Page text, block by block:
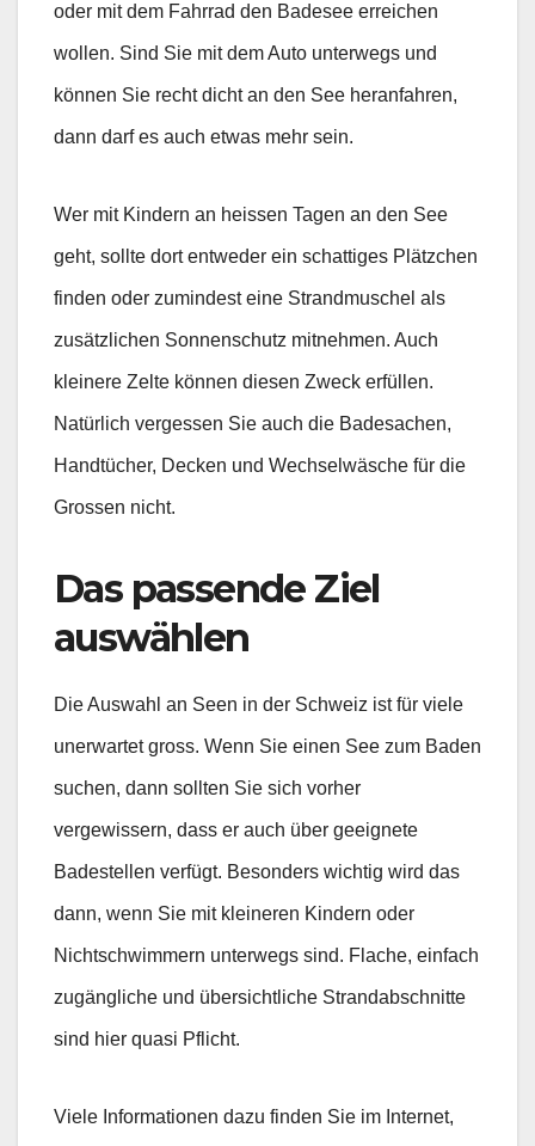
oder mit dem Fahrrad den Badesee erreichen
wollen. Sind Sie mit dem Auto unterwegs und
können Sie recht dicht an den See heranfahren,
dann darf es auch etwas mehr sein.
Wer mit Kindern an heissen Tagen an den See
geht, sollte dort entweder ein schattiges Plätzchen
finden oder zumindest eine Strandmuschel als
zusätzlichen Sonnenschutz mitnehmen. Auch
kleinere Zelte können diesen Zweck erfüllen.
Natürlich vergessen Sie auch die Badesachen,
Handtücher, Decken und Wechselwäsche für die
Grossen nicht.
Das passende Ziel
auswählen
Die Auswahl an Seen in der Schweiz ist für viele
unerwartet gross. Wenn Sie einen See zum Baden
suchen, dann sollten Sie sich vorher
vergewissern, dass er auch über geeignete
Badestellen verfügt. Besonders wichtig wird das
dann, wenn Sie mit kleineren Kindern oder
Nichtschwimmern unterwegs sind. Flache, einfach
zugängliche und übersichtliche Strandabschnitte
sind hier quasi Pflicht.
Viele Informationen dazu finden Sie im Internet,